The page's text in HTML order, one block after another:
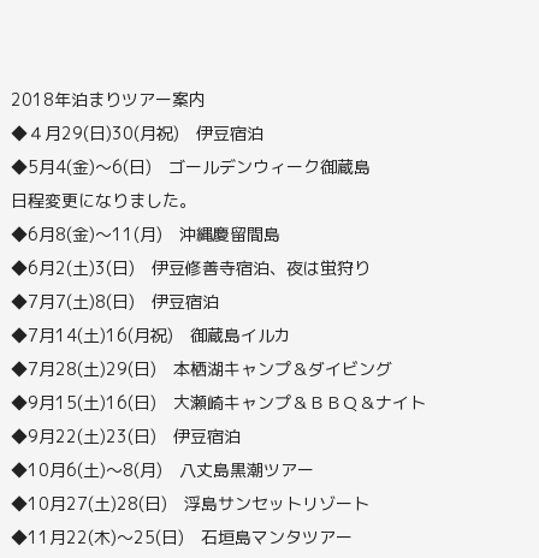
2018年泊まりツアー案内
◆４月29(日)30(月祝) 伊豆宿泊
◆5月4(金)～6(日) ゴールデンウィーク御蔵島
日程変更になりました。
◆6月8(金)～11(月) 沖縄慶留間島
◆6月2(土)3(日) 伊豆修善寺宿泊、夜は蛍狩り
◆7月7(土)8(日) 伊豆宿泊
◆7月14(土)16(月祝) 御蔵島イルカ
◆7月28(土)29(日) 本栖湖キャンプ＆ダイビング
◆9月15(土)16(日) 大瀬崎キャンプ＆ＢＢＱ＆ナイト
◆9月22(土)23(日) 伊豆宿泊
◆10月6(土)～8(月) 八丈島黒潮ツアー
◆10月27(土)28(日) 浮島サンセットリゾート
◆11月22(木)～25(日) 石垣島マンタツアー